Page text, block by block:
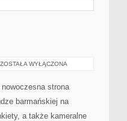
WINA
ZOSTAŁA WYŁĄCZONA
strona
barmańskiej na
a także kameralne